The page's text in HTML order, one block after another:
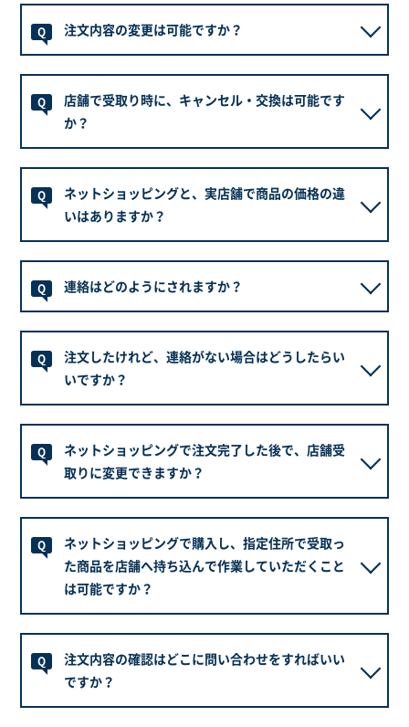
※お申し込みの内容と異なる作業の場合は、商品と車
種の組合せ、および作業内容によって、別途費用が発
セットを組み込まない場合や、単品でのご注文の場
合、別途お取り寄せ送料をいただく場合がございま
す。
商品のお取り寄せに費用がかかる場合がございますの
で、詳しくはご希望の店舗へご確認ください。
また、一部取付けを行っていない商品もございます。
予めお受取りご希望の店舗へ直接お問い合わせくださ
い。
させていただいております。
詳しくはこちらよりご確認ください。
Q 注文内容の変更は可能ですか？
商品手配前の場合、可能でございます。商品手配後は
承れない場合がございます。
Q
店舗で受取り時に、キャンセル・交換は可能です
か？
申し訳ございませんが商品手配後のキャンセル・交換
は出来かねます。
Q
ネットショッピングと、実店舗で商品の価格の違
いはありますか？
フジ・コーポレーションネットショッピングはネット
でも、店舗でも、商品代金は同一価格でのご案内とな
ります。
但し、キャンペーンやセール価格等で一部異なる場合
がございます。
Q 連絡はどのようにされますか？
ご注文時ご登録いただきましたメールアドレスへご連
絡させていただきます。
メールが受信・ご確認いただける環境設定をお願いい
※緊急の場合などはお電話にてご連絡させて頂く事も
ございます。
Q
注文したけれど、連絡がない場合はどうしたらい
いですか？
ご注文いただいた順番にメールにてご連絡させていた
だきます。(原則24時間以内)
メールが届かない場合は恐れ入りますがお受取りご希
ております注文受付番号(オーダーID)をお伝えくださ
い。
※店舗により休業日を設けております。休業日により
ご連絡が遅れる場合が御座います。
詳しくは各店舗案内をご確認いただくか、各店舗へお
問い合わせください。
店舗一覧はこちら
Q
ネットショッピングで注文完了した後で、店舗受
取りに変更できますか？
在庫状況や店舗の混雑状況等により変更ができかねる
場合もございますので、ご相談ください。
また、店舗受取りからご指定住所への配送への変更が
ご希望の場合もご相談ください。
Q
ネットショッピングで購入し、指定住所で受取っ
た商品を店舗へ持ち込んで作業していただくこと
は可能ですか？
可能ではございますが、店舗の混雑状況等によっては
お断りする場合がございます。
また、作業工賃は別途かかります。詳しくは各店舗へ
Q
注文内容の確認はどこに問い合わせをすればいい
ですか？